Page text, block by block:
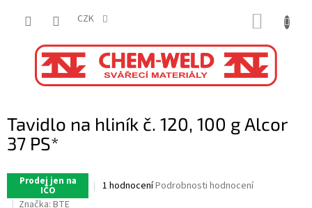
CZK
Tavidlo na hliník č. 120, 100 g Alcor
37 PS*
Prodej jen na
IČO
Průměrné
1 hodnoceníPodrobnosti hodnocení
Značka: BTE